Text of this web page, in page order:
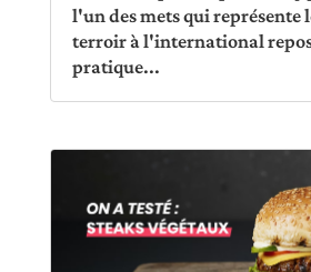
l'un des mets qui représente
terroir à l'international
pratique...